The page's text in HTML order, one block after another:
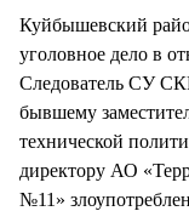
Куйбышевский
уголовное дело в
Следователь СУ
бывшему
технической
директору АО
№11»